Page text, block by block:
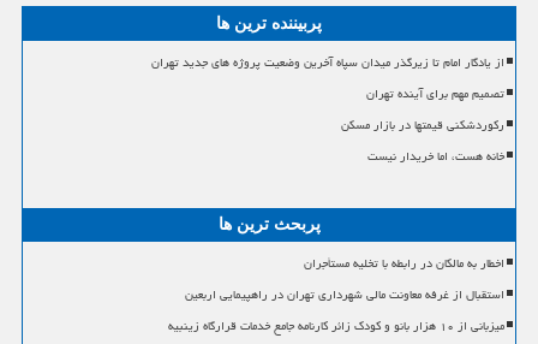
پربیننده ترین ها
از یادگار امام تا زیرگذر میدان سپاه آخرین وضعیت پروژه های جدید تهران
تصمیم مهم برای آینده تهران
رکوردشکنی قیمتها در بازار مسکن
خانه هست، اما خریدار نیست
پربحث ترین ها
اخطار به مالکان در رابطه با تخلیه مستأجران
استقبال از غرفه معاونت مالی شهرداری تهران در راهپیمایی اربعین
میزبانی از ۱۰ هزار بانو و کودک زائر کارنامه جامع خدمات قرارگاه زینبیه